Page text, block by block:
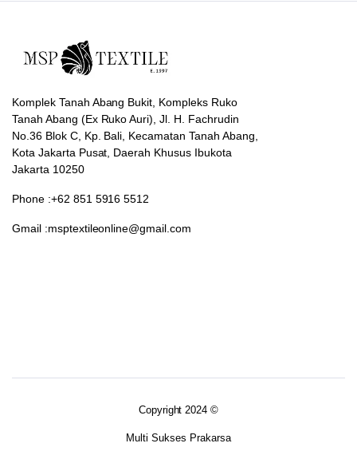
francophones.
Komplek Tanah Abang Bukit, Kompleks Ruko
Tanah Abang (Ex Ruko Auri), Jl. H. Fachrudin
No.36 Blok C, Kp. Bali, Kecamatan Tanah Abang,
Kota Jakarta Pusat, Daerah Khusus Ibukota
Jakarta 10250
Phone :+62 851 5916 5512
Gmail :msptextileonline@gmail.com
Copyright 2024 ©
Multi Sukses Prakarsa